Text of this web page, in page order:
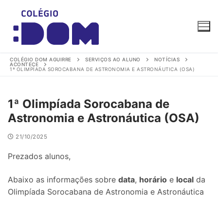
conteúdo
COLÉGIO DOM AGUIRRE SERVIÇOS AO ALUNO
NOTÍCIAS
ACONTECE
1ª OLIMPÍADA SOROCABANA DE ASTRONOMIA E ASTRONÁUTICA (OSA)
1ª Olimpíada Sorocabana de
Astronomia e Astronáutica (OSA)
21/10/2025
Prezados alunos,
Abaixo as informações sobre data, horário e local da
Olimpíada Sorocabana de Astronomia e Astronáutica
Colégio Dom Aguirre